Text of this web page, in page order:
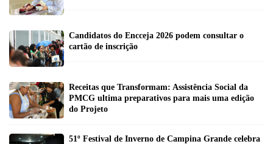
Candidatos do Encceja 2026 podem consultar o
cartão de inscrição
Receitas que Transformam: Assistência Social da
PMCG ultima preparativos para mais uma edição
do Projeto
51º Festival de Inverno de Campina Grande celebra